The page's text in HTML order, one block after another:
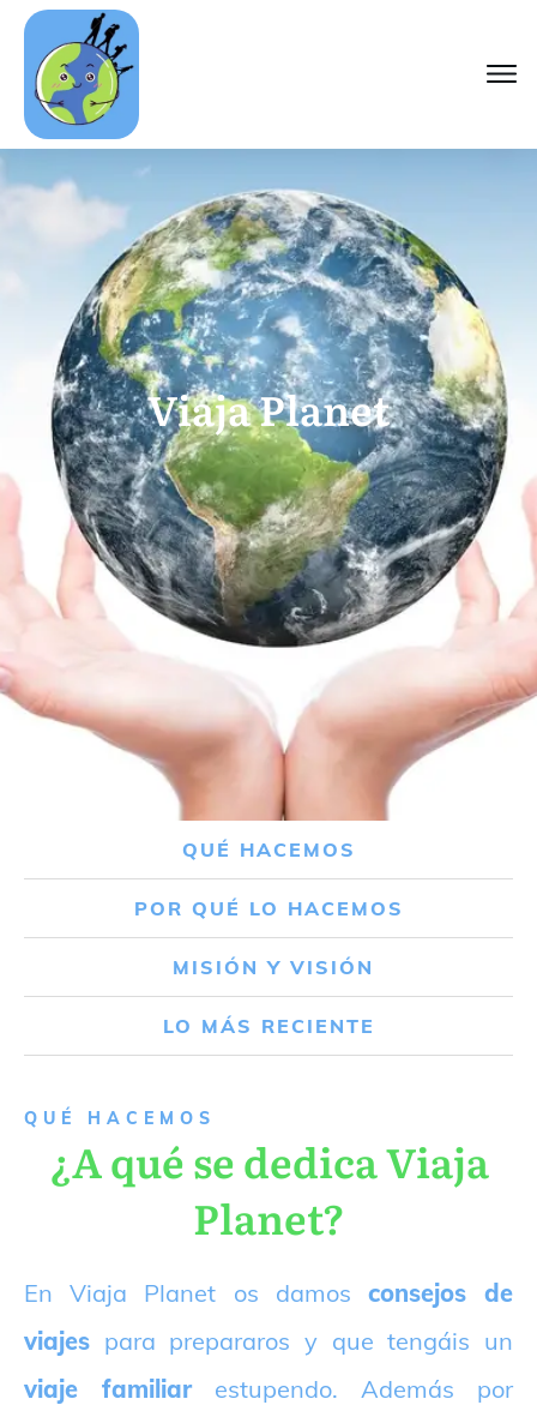
Viaja Planet
QUÉ HACEMOS
POR QUÉ LO HACEMOS
MISIÓN Y VISIÓN
LO MÁS RECIENTE
QUÉ HACEMOS
¿A qué se dedica Viaja
Planet?
En Viaja Planet os damos consejos de
viajes para prepararos y que tengáis un
viaje familiarestupendo. Además por